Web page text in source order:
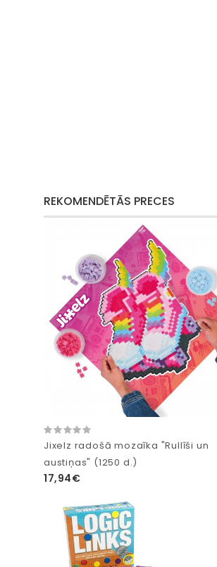
REKOMENDĒTĀS PRECES
Jixelz radošā mozaīka "Rullīši un
austiņas" (1250 d.)
17,94€